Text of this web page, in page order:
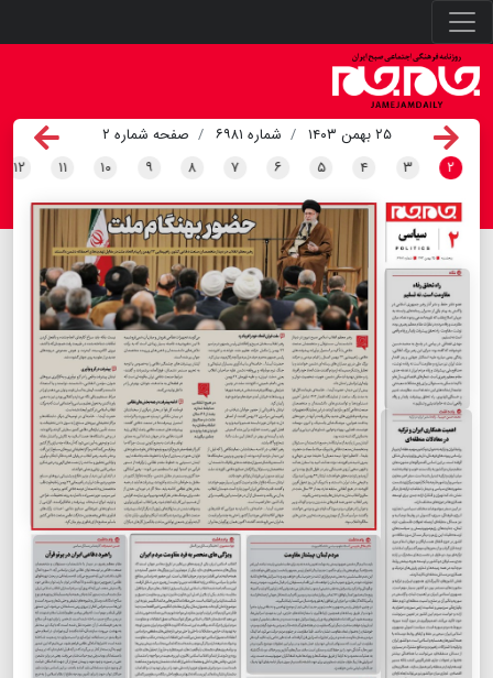
۲۵ بهمن ۱۴۰۳ شماره ۶۹۸۱
صفحه شماره ۲
۲ ۳ ۴ ۵ ۶ ۷ ۸ ۹ ۱۰ ۱۱ ۱۲